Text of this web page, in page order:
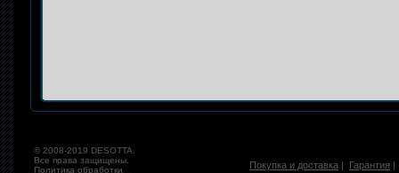
© 2008-2019 DESOTTA.
Все права защищены.
Политика обработки
Покупка и доставка | Гарантия